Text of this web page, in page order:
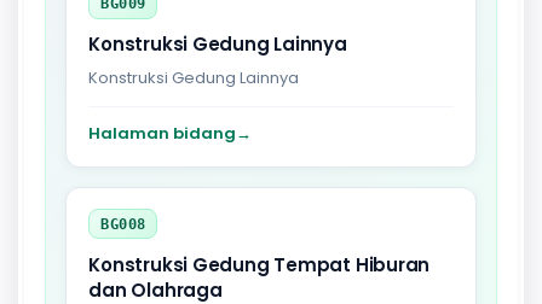
BG009
Konstruksi Gedung Lainnya
Konstruksi Gedung Lainnya
Halaman bidang→
BG008
Konstruksi Gedung Tempat Hiburan
dan Olahraga